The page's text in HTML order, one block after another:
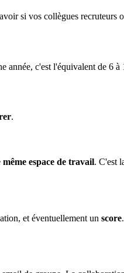
si vos collègues recruteurs
année, c'est l'équivalent de 6
.
même espace de travail. C'est
et éventuellement un score